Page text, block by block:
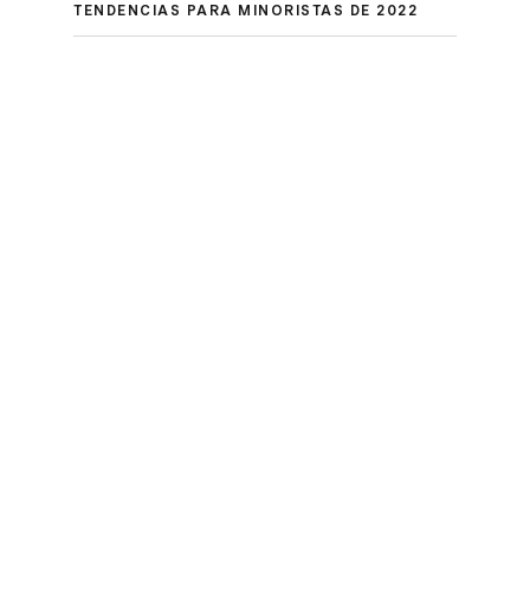
TENDENCIAS PARA MINORISTAS DE 2022